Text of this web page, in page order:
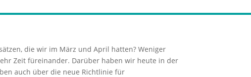
die wir im März und April hatten? Weniger
Zeit füreinander. Darüber haben wir heute in der
auch über die neue Richtlinie für